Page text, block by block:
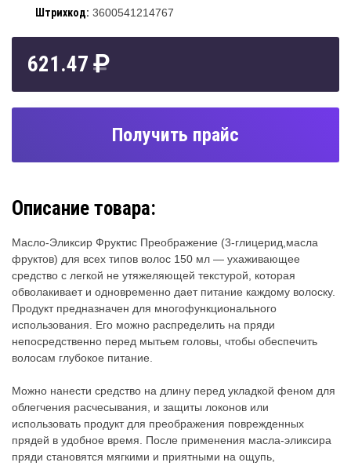
Штрихкод: 3600541214767
621.47
Получить прайс
Описание товара:
Масло-Эликсир Фруктис Преображение (3-глицерид,масла
фруктов) для всех типов волос 150 мл — ухаживающее
средство с легкой не утяжеляющей текстурой, которая
обволакивает и одновременно дает питание каждому волоску.
Продукт предназначен для многофункционального
использования. Его можно распределить на пряди
непосредственно перед мытьем головы, чтобы обеспечить
волосам глубокое питание.
Можно нанести средство на длину перед укладкой феном для
облегчения расчесывания, и защиты локонов или
использовать продукт для преображения поврежденных
прядей в удобное время. После применения масла-эликсира
пряди становятся мягкими и приятными на ощупь,